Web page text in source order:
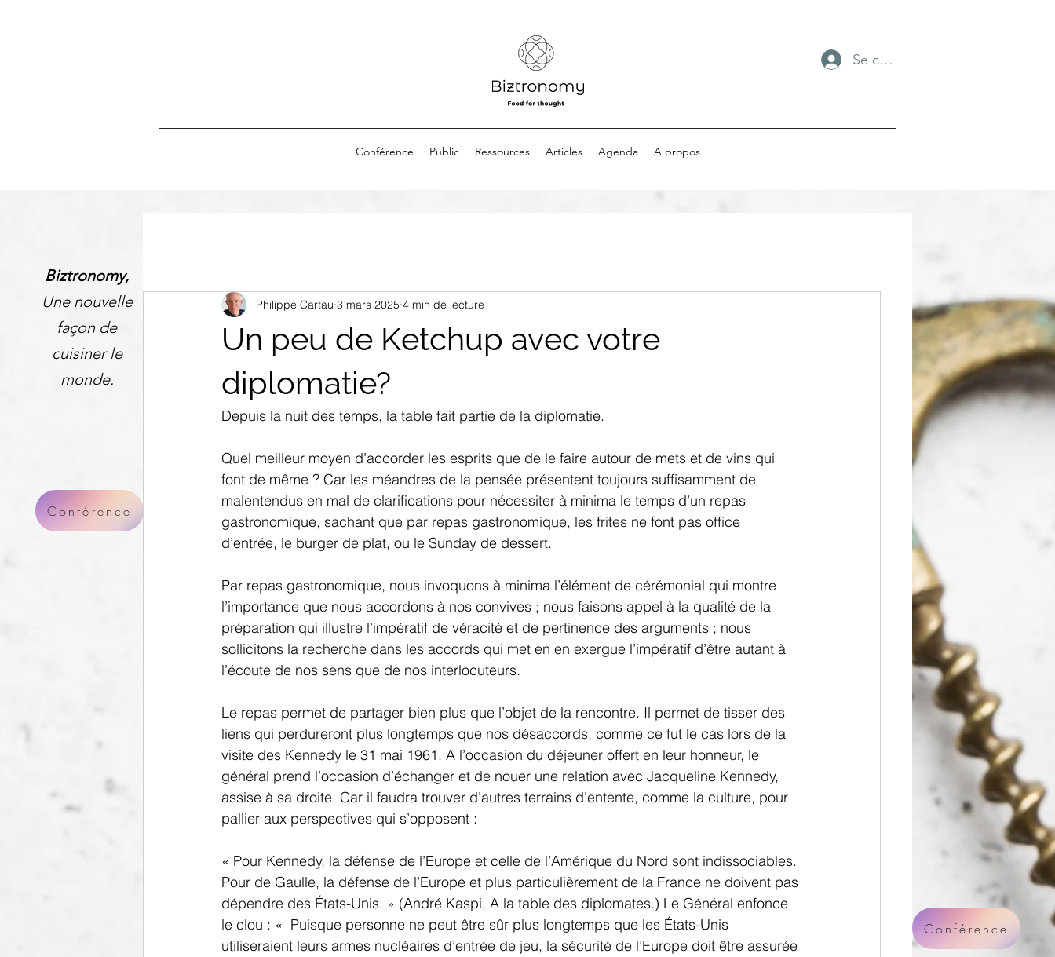
Se connecter
Conférence Public Ressources Articles Agenda A propos
Biztronomy,
Une nouvelle
façon de
cuisiner le
monde.
Un peu de Ketchup avec votre
diplomatie?
Philippe Cartau 3 mars 2025 4 min de lecture
Depuis la nuit des temps, la table fait partie de la diplomatie.
Quel meilleur moyen d’accorder les esprits que de le faire autour de mets et de vins qui
font de même ? Car les méandres de la pensée présentent toujours suffisamment de
malentendus en mal de clarifications pour nécessiter à minima le temps d’un repas
gastronomique, sachant que par repas gastronomique, les frites ne font pas office
d’entrée, le burger de plat, ou le Sunday de dessert.
Par repas gastronomique, nous invoquons à minima l’élément de cérémonial qui montre
l’importance que nous accordons à nos convives ; nous faisons appel à la qualité de la
préparation qui illustre l’impératif de véracité et de pertinence des arguments ; nous
sollicitons la recherche dans les accords qui met en en exergue l’impératif d’être autant à
l’écoute de nos sens que de nos interlocuteurs.
Le repas permet de partager bien plus que l’objet de la rencontre. Il permet de tisser des
liens qui perdureront plus longtemps que nos désaccords, comme ce fut le cas lors de la
visite des Kennedy le 31 mai 1961. A l’occasion du déjeuner offert en leur honneur, le
général prend l’occasion d’échanger et de nouer une relation avec Jacqueline Kennedy,
assise à sa droite. Car il faudra trouver d’autres terrains d’entente, comme la culture, pour
pallier aux perspectives qui s’opposent :
« Pour Kennedy, la défense de l’Europe et celle de l’Amérique du Nord sont indissociables.
Pour de Gaulle, la défense de l’Europe et plus particulièrement de la France ne doivent pas
dépendre des États-Unis. » (André Kaspi, A la table des diplomates.) Le Général enfonce
le clou : «  Puisque personne ne peut être sûr plus longtemps que les États-Unis
utiliseraient leurs armes nucléaires d’entrée de jeu, la sécurité de l’Europe doit être assurée
Conférence
Conférence